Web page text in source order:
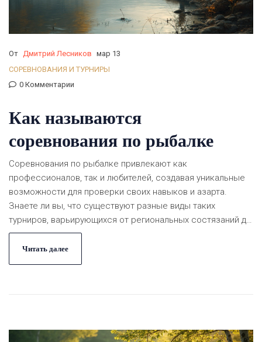
От Дмитрий Лесников мар 13
СОРЕВНОВАНИЯ И ТУРНИРЫ
0 Комментарии
Как называются
соревнования по рыбалке
Соревнования по рыбалке привлекают как
профессионалов, так и любителей, создавая уникальные
возможности для проверки своих навыков и азарта.
Знаете ли вы, что существуют разные виды таких
турниров, варьирующихся от региональных состязаний до
мировых чемпионатов? Этот стать откроет секреты
организации турниров и предложит полезные советы для
участников. Узнайте, какие награды ждут победителей и
Читать далее